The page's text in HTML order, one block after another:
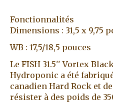
Fonctionnalités
Dimensions : 31,5 x 9,75
WB : 17,5/18,5 pouces
Le FISH 31.5'' Vortex
Hydroponic a été
canadien Hard Rock et
résister à des poids de